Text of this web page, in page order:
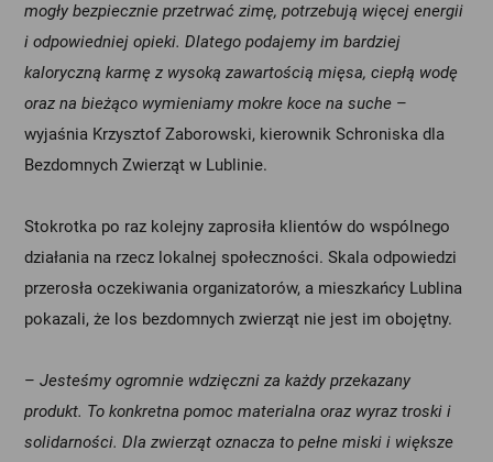
mogły bezpiecznie przetrwać zimę, potrzebują więcej energii
i odpowiedniej opieki. Dlatego podajemy im bardziej
kaloryczną karmę z wysoką zawartością mięsa, ciepłą wodę
oraz na bieżąco wymieniamy mokre koce na suche –
wyjaśnia Krzysztof Zaborowski, kierownik Schroniska dla
Bezdomnych Zwierząt w Lublinie.
Stokrotka po raz kolejny zaprosiła klientów do wspólnego
działania na rzecz lokalnej społeczności. Skala odpowiedzi
przerosła oczekiwania organizatorów, a mieszkańcy Lublina
pokazali, że los bezdomnych zwierząt nie jest im obojętny.
–Jesteśmy ogromnie wdzięczni za każdy przekazany
produkt. To konkretna pomoc materialna oraz wyraz troski i
solidarności. Dla zwierząt oznacza to pełne miski i większe